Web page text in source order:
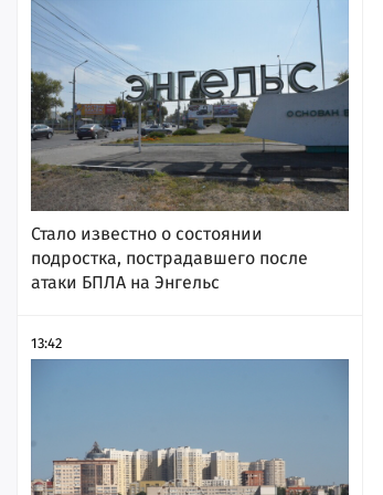
Стало известно о состоянии
подростка, пострадавшего после
атаки БПЛА на Энгельс
13:42